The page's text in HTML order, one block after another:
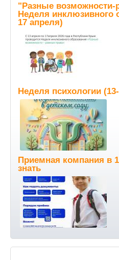
"Разные возможности-
Неделя инклюзивного
17 апреля)
Неделя психологии
Приемная компания в
знать